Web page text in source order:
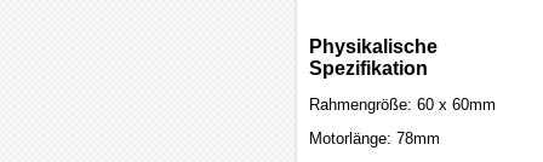
Physikalische
Spezifikation
Rahmengröße: 60 x 60mm
Motorlänge: 78mm